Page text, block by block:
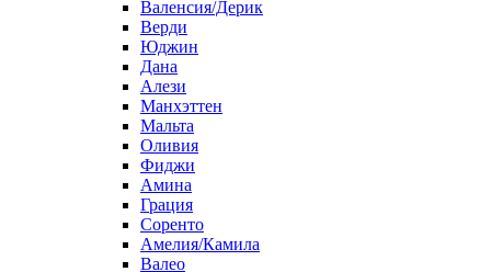
Валенсия/Дерик
Верди
Юджин
Дана
Алези
Манхэттен
Мальта
Оливия
Фиджи
Амина
Грация
Соренто
Амелия/Камила
Валео